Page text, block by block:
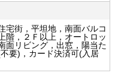
宅街，平坦地，南面バルコ
階，２Ｆ以上，オートロッ
面リビング，出窓，陽当た
要)，カード決済可(入居